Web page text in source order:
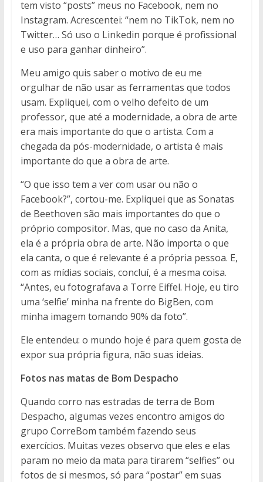
tem visto “posts” meus no Facebook, nem no
Instagram. Acrescentei: “nem no TikTok, nem no
Twitter… Só uso o Linkedin porque é profissional
e uso para ganhar dinheiro”.
Meu amigo quis saber o motivo de eu me
orgulhar de não usar as ferramentas que todos
usam. Expliquei, com o velho defeito de um
professor, que até a modernidade, a obra de arte
era mais importante do que o artista. Com a
chegada da pós-modernidade, o artista é mais
importante do que a obra de arte.
“O que isso tem a ver com usar ou não o
Facebook?”, cortou-me. Expliquei que as Sonatas
de Beethoven são mais importantes do que o
próprio compositor. Mas, que no caso da Anita,
ela é a própria obra de arte. Não importa o que
ela canta, o que é relevante é a própria pessoa. E,
com as mídias sociais, concluí, é a mesma coisa.
“Antes, eu fotografava a Torre Eiffel. Hoje, eu tiro
uma ‘selfie’ minha na frente do BigBen, com
minha imagem tomando 90% da foto”.
Ele entendeu: o mundo hoje é para quem gosta de
expor sua própria figura, não suas ideias.
Fotos nas matas de Bom Despacho
Quando corro nas estradas de terra de Bom
Despacho, algumas vezes encontro amigos do
grupo CorreBom também fazendo seus
exercícios. Muitas vezes observo que eles e elas
param no meio da mata para tirarem “selfies” ou
fotos de si mesmos, só para “postar” em suas